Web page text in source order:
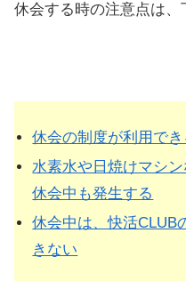
休会する時の注意点は、
休会の制度が利用で
水素水や日焼けマシ
休会中も発生する
休会中は、快活CLUB
きない